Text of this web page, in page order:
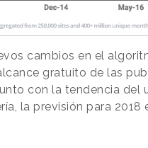
cambios en el
gratuito de las
con la tendencia del
la previsión para